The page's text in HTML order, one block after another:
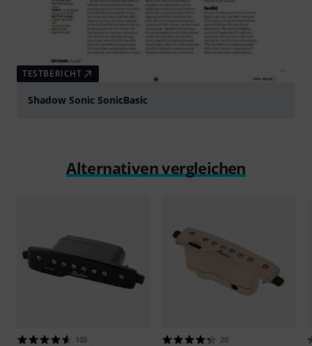
TESTBERICHT
Shadow Sonic SonicBasic
Alternativen vergleichen
103 20